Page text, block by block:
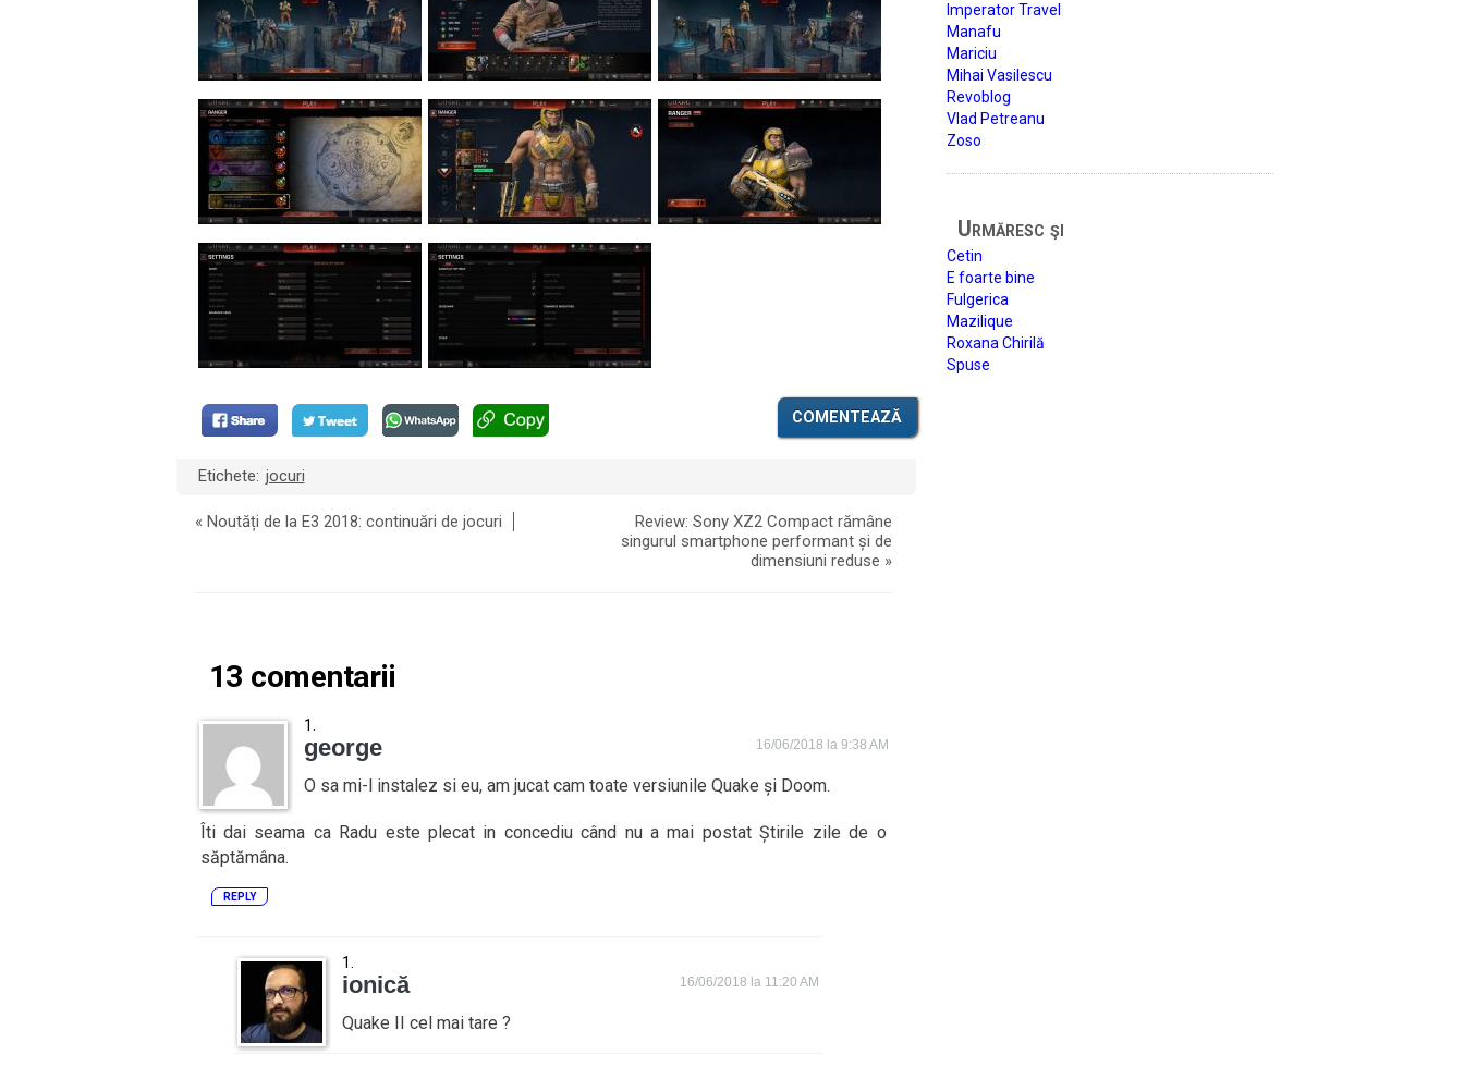
COMENTEAZĂ
Etichete: jocuri
« Noutăți de la E3 2018: continuări de jocuri
Review: Sony XZ2 Compact rămâne
singurul smartphone performant și de
dimensiuni reduse »
13 comentarii
george 16/06/2018 la 9:38 AM
O sa mi-l instalez si eu, am jucat cam toate versiunile Quake și Doom.
Îti dai seama ca Radu este plecat in concediu când nu a mai postat Știrile zile de o
săptămâna.
REPLY
ionică 16/06/2018 la 11:20 AM
Quake II cel mai tare ?
Imperator Travel
Manafu
Mariciu
Mihai Vasilescu
Revoblog
Vlad Petreanu
Zoso
Urmăresc şi
Cetin
E foarte bine
Fulgerica
Mazilique
Roxana Chirilă
Spuse